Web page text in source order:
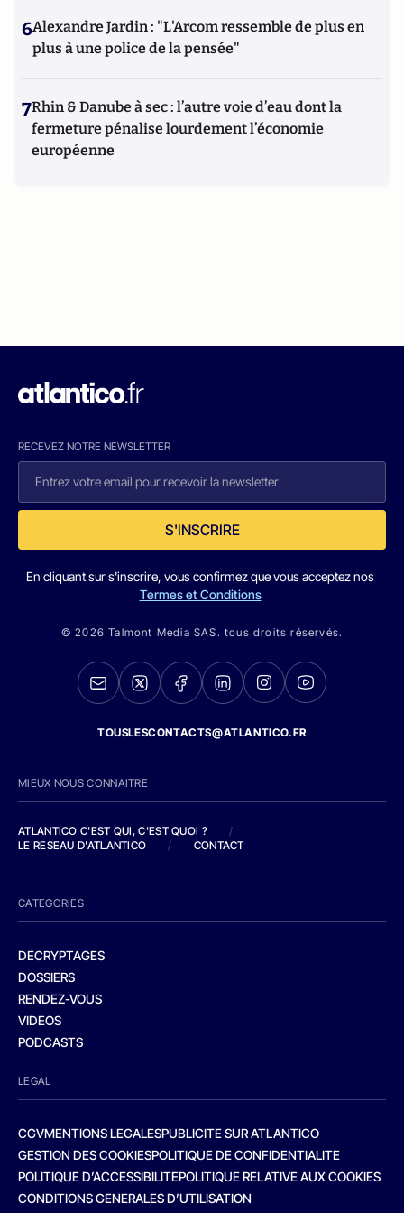
6Alexandre Jardin : "L'Arcom ressemble de plus en
plus à une police de la pensée"
7Rhin & Danube à sec : l’autre voie d’eau dont la
fermeture pénalise lourdement l’économie
européenne
RECEVEZ NOTRE NEWSLETTER
S'INSCRIRE
En cliquant sur s'inscrire, vous confirmez que vous acceptez nos
Termes et Conditions
© 2026 Talmont Media SAS. tous droits réservés.
TOUSLESCONTACTS@ATLANTICO.FR
MIEUX NOUS CONNAITRE
ATLANTICO C'EST QUI, C'EST QUOI ?
/
LE RESEAU D'ATLANTICO
/ CONTACT
CATEGORIES
DECRYPTAGES
DOSSIERS
RENDEZ-VOUS
VIDEOS
PODCASTS
LEGAL
CGVMENTIONS LEGALESPUBLICITE SUR ATLANTICO
GESTION DES COOKIESPOLITIQUE DE CONFIDENTIALITE
POLITIQUE D’ACCESSIBILITEPOLITIQUE RELATIVE AUX COOKIES
CONDITIONS GENERALES D’UTILISATION